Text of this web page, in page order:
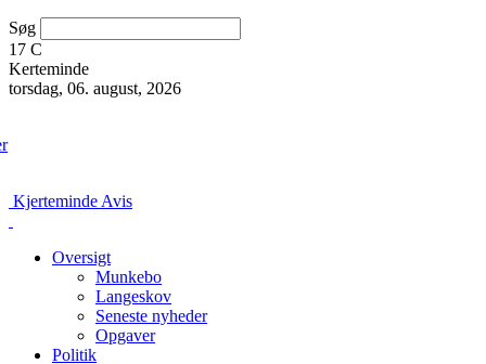
Søg
17 C
Kerteminde
torsdag, 06. august, 2026
Kjerteminde Avis
Oversigt
Munkebo
Langeskov
Seneste nyheder
Opgaver
Politik